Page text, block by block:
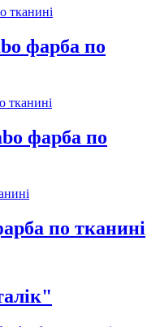
фарба по
фарба по
по тканині